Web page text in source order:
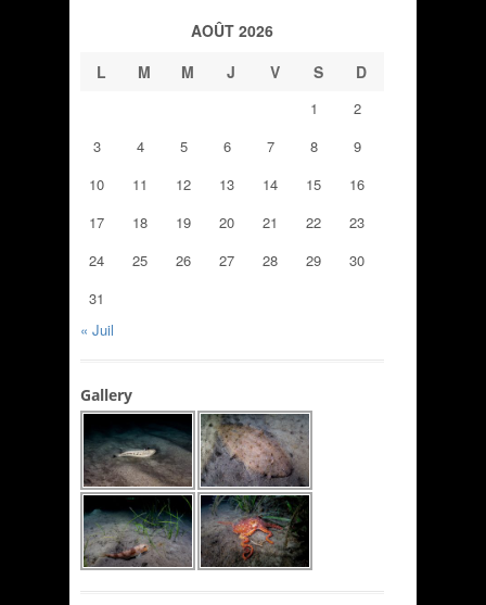
AOÛT 2026
L
M M J V S D
1
2
3
4 5 6 7 8
9
10
11 12 13 14 15
16
17
18 19 20 21 22
23
24
25 26 27 28 29
30
31
« Juil
Gallery